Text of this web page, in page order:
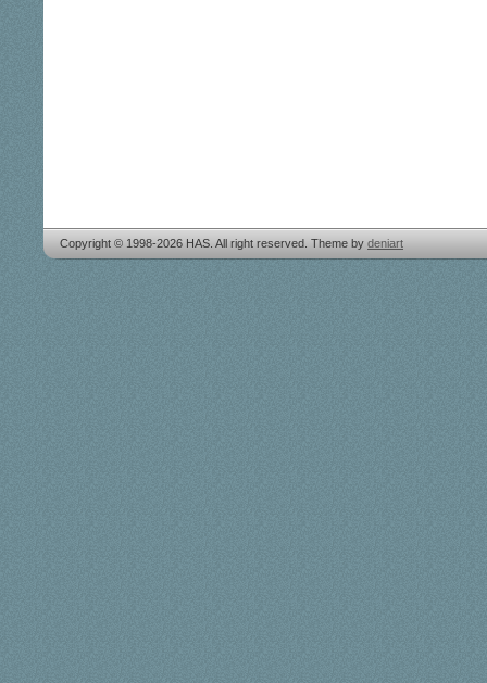
Copyright © 1998-2026 HAS. All right reserved. Theme by deniart